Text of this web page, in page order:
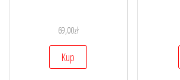
69,00zł
Kup